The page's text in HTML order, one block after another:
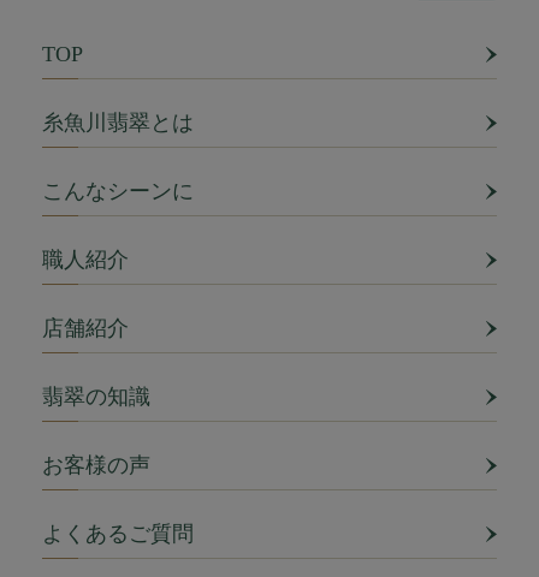
TOP
糸魚川翡翠とは
こんなシーンに
職人紹介
店舗紹介
翡翠の知識
お客様の声
よくあるご質問